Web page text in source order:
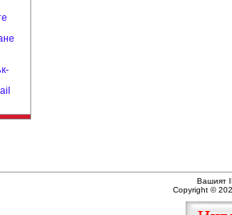
Вашият
Copyright ©